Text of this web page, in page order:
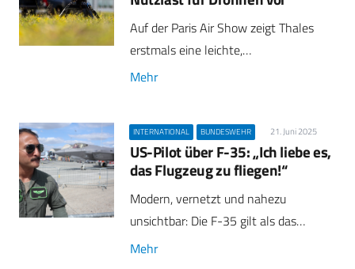
Auf der Paris Air Show zeigt Thales
erstmals eine leichte,…
Mehr
INTERNATIONAL BUNDESWEHR 21. Juni 2025
US-Pilot über F-35: „Ich liebe es,
das Flugzeug zu fliegen!“
Modern, vernetzt und nahezu
unsichtbar: Die F-35 gilt als das…
Mehr